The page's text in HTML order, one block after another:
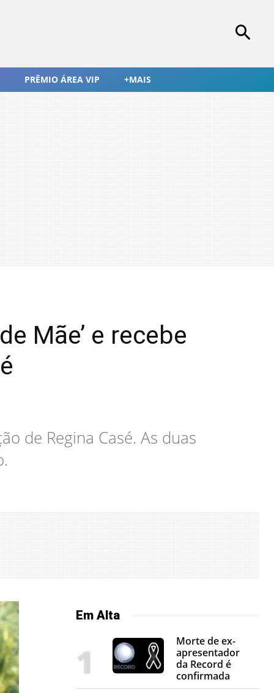
PRÊMIO ÁREA VIP +MAIS
Mãe’ e recebe
de Regina Casé. As duas
Em Alta
Morte de ex-
apresentador
da Record é
confirmada